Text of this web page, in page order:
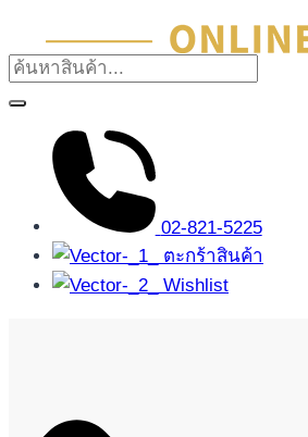
02-821-5225
ตะกร้าสินค้า
Wishlist